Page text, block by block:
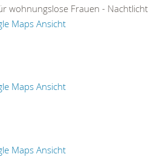
wohnungslose Frauen - Nachtlicht
Maps Ansicht
Maps Ansicht
Maps Ansicht